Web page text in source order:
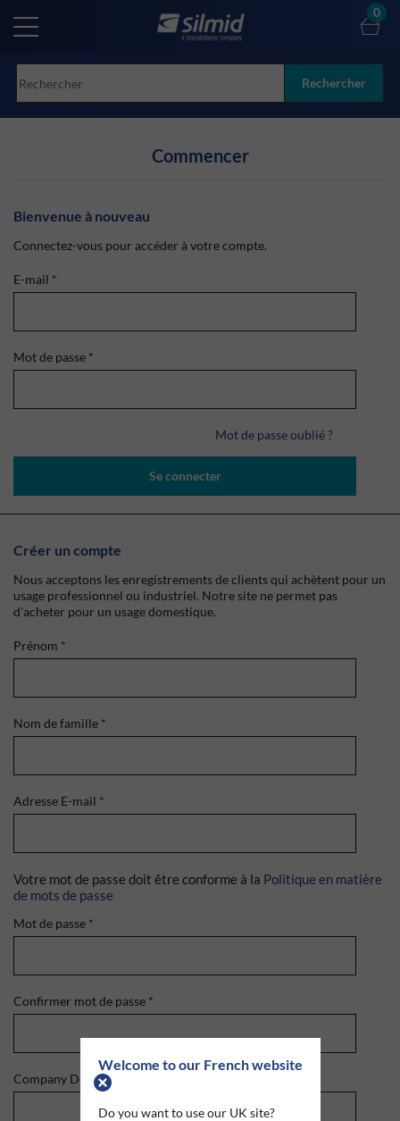
Welcome to our French website
Do you want to use our UK site?
main
Rechercher
0
Commencer
Bienvenue à nouveau
Connectez-vous pour accéder à votre compte.
E-mail *
Mot de passe *
Mot de passe oublié ?
Se connecter
Créer un compte
Nous acceptons les enregistrements de clients qui achètent pour un
usage professionnel ou industriel. Notre site ne permet pas
d'acheter pour un usage domestique.
Prénom *
Nom de famille *
Adresse E-mail *
Votre mot de passe doit être conforme à la Politique en matière
de mots de passe
Mot de passe *
Confirmer mot de passe *
Company Domain